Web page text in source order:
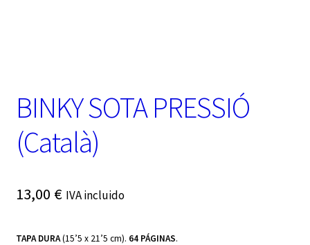
BINKY SOTA PRESSIÓ
(Català)
13,00 € IVA incluido
TAPA DURA(15’5 x 21’5 cm). 64 PÁGINAS.